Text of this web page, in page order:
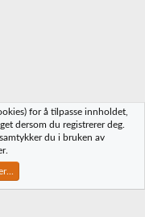
Ltd.
for å tilpasse innholdet,
dersom du registrerer deg.
du i bruken av